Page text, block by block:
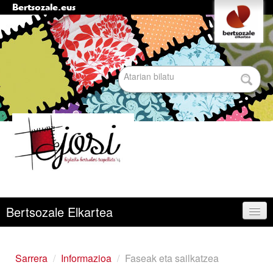
Bertsozale.eus
Edukira
salto
nabigazioara
Tresna
pertsonalak
Bilatu atarian
Bilaketa
aurreratua…
Bertsozale Elkartea
Sarrera / Informazioa / Faseak eta sailkatzea